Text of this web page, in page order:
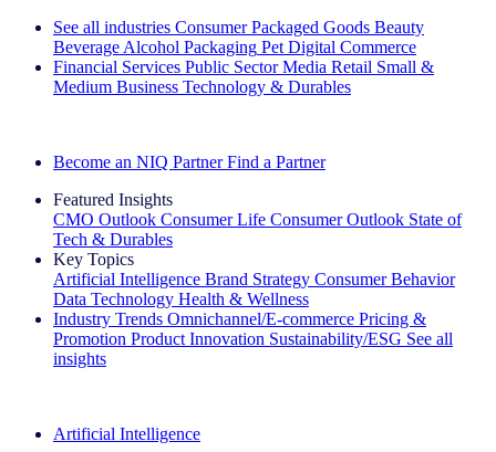
See all industries Consumer Packaged Goods Beauty
Beverage Alcohol Packaging Pet Digital Commerce
Financial Services Public Sector Media Retail Small &
Medium Business Technology & Durables
Become an NIQ Partner Find a Partner
Featured Insights
CMO Outlook Consumer Life Consumer Outlook State of
Tech & Durables
Key Topics
Artificial Intelligence Brand Strategy Consumer Behavior
Data Technology Health & Wellness
Industry Trends Omnichannel/E-commerce Pricing &
Promotion Product Innovation Sustainability/ESG See all
insights
Artificial Intelligence